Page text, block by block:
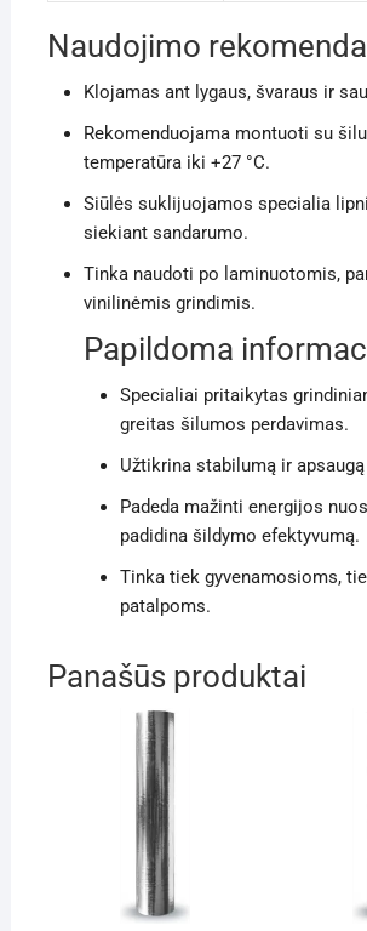
Naudojimo
Klojamas ant lygaus, švaraus ir
Rekomenduojama montuoti su
temperatūra iki +27 °C.
Siūlės suklijuojamos specialia
siekiant sandarumo.
Tinka naudoti po laminuotomis,
vinilinėmis grindimis.
Papildoma
Specialiai pritaikytas
greitas šilumos perdavimas.
Užtikrina stabilumą ir
Padeda mažinti energijos
padidina šildymo efektyvumą.
Tinka tiek gyvenamosioms,
patalpoms.
Panašūs produktai